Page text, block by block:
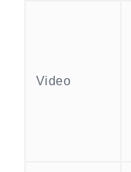
Video